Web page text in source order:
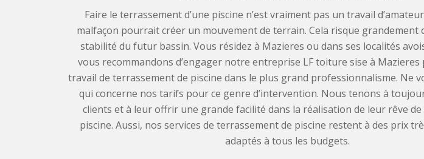
Faire le terrassement d’une piscine n’est vraiment pas un travail
malfaçon pourrait créer un mouvement de terrain. Cela risque grandement
stabilité du futur bassin. Vous résidez à Mazieres ou dans ses localités
vous recommandons d’engager notre entreprise LF toiture sise à
travail de terrassement de piscine dans le plus grand professionnalisme. Ne
qui concerne nos tarifs pour ce genre d’intervention. Nous tenons à
clients et à leur offrir une grande facilité dans la réalisation de leur rêve
piscine. Aussi, nos services de terrassement de piscine restent à des prix
adaptés à tous les budgets.